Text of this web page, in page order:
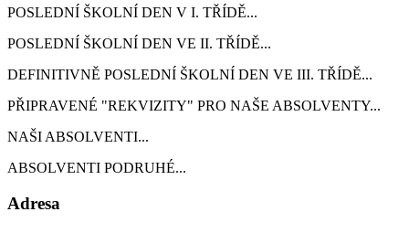
POSLEDNÍ ŠKOLNÍ DEN V I. TŘÍDĚ...
POSLEDNÍ ŠKOLNÍ DEN VE II. TŘÍDĚ...
DEFINITIVNĚ POSLEDNÍ ŠKOLNÍ DEN VE III. TŘÍDĚ...
PŘIPRAVENÉ "REKVIZITY" PRO NAŠE ABSOLVENTY...
NAŠI ABSOLVENTI...
ABSOLVENTI PODRUHÉ...
Adresa